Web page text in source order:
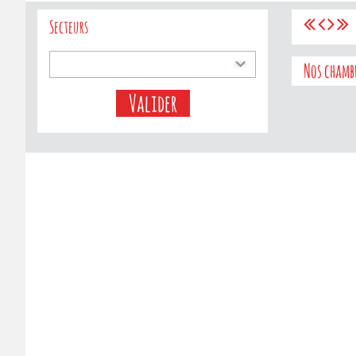
Secteurs
Valider
Nos